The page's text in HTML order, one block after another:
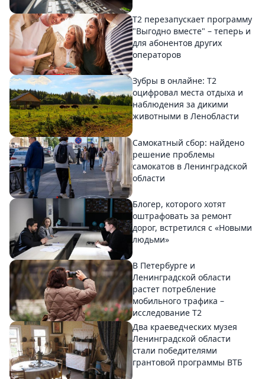
Т2 перезапускает программу
"Выгодно вместе" – теперь и
для абонентов других
операторов
Зубры в онлайне: Т2
оцифровал места отдыха и
наблюдения за дикими
животными в Ленобласти
Самокатный сбор: найдено
решение проблемы
самокатов в Ленинградской
области
Блогер, которого хотят
оштрафовать за ремонт
дорог, встретился с «Новыми
людьми»
В Петербурге и
Ленинградской области
растет потребление
мобильного трафика –
исследование T2
Два краеведческих музея
Ленинградской области
стали победителями
грантовой программы ВТБ